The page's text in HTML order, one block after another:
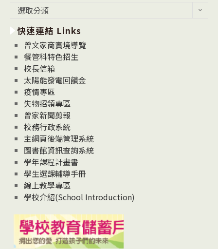
消
息
News
選取分類
快速連結 Links
曾文家商實境導覽
餐管科特色招生
校長信箱
太陽能發電回饋金
疫情專區
失物招領專區
曾家新聞剪報
校務行政系統
主網頁後端管理系統
圖書館資訊查詢系統
學年課程計畫書
學生選課輔導手冊
線上教學專區
學校介紹(School Introduction)